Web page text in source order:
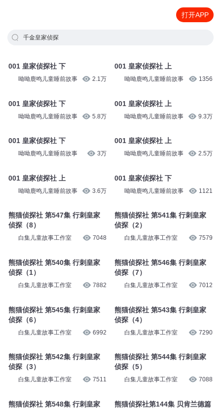
打开APP
千金皇家侦探
001 皇家侦探社 下
呦呦鹿鸣儿童睡前故事 2.1万
001 皇家侦探社 下
呦呦鹿鸣儿童睡前故事 5.8万
001 皇家侦探社 下
呦呦鹿鸣儿童睡前故事 3万
001 皇家侦探社 上
呦呦鹿鸣儿童睡前故事 3.6万
熊猫侦探社 第547集 行刺皇家
侦探（8）
白集儿童故事工作室 7048
熊猫侦探社 第540集 行刺皇家
侦探（1）
白集儿童故事工作室 7882
熊猫侦探社 第545集 行刺皇家
侦探（6）
白集儿童故事工作室 6992
熊猫侦探社 第542集 行刺皇家
侦探（3）
白集儿童故事工作室 7511
熊猫侦探社 第548集 行刺皇家
001 皇家侦探社 上
呦呦鹿鸣儿童睡前故事 1356
001 皇家侦探社 上
呦呦鹿鸣儿童睡前故事 9.3万
001 皇家侦探社 上
呦呦鹿鸣儿童睡前故事 2.5万
001 皇家侦探社 下
呦呦鹿鸣儿童睡前故事 1121
熊猫侦探社 第541集 行刺皇家
侦探（2）
白集儿童故事工作室 7579
熊猫侦探社 第546集 行刺皇家
侦探（7）
白集儿童故事工作室 7012
熊猫侦探社 第543集 行刺皇家
侦探（4）
白集儿童故事工作室 7290
熊猫侦探社 第544集 行刺皇家
侦探（5）
白集儿童故事工作室 7088
熊猫侦探社第144集 贝肯兰德篇